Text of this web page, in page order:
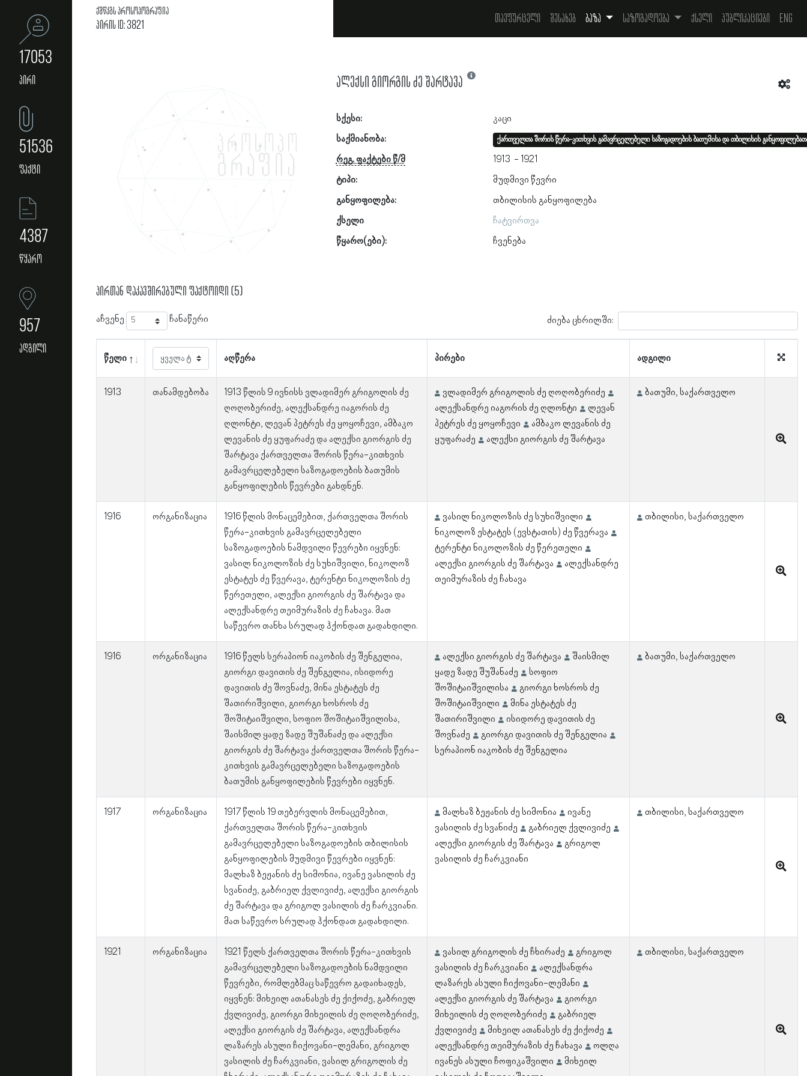
17053
პირი
51536
ფაქტი
4387
წყარო
957
ადგილი
ქშწკგს პროსოპოგრაფია
პირის ID: 3821 თავფურცელი შესახებ ბაზა საზოგადოება ქსელი პუბლიკაციები Eng
ალექსი გიორგის ძე შარტავა
სქესი:
კაცი
საქმიანობა:
ქართველთა შორის წერა-კითხვის გამავრცელებელი საზოგადოების ბათუმისა და თბილისის
რეგ. ფაქტები წ/მ 1913
1921
ტიპი:
მუდმივი წევრი
განყოფილება:
თბილისის განყოფილება
ქსელი
ჩატვირთვა
წყარო(ები):
ჩვენება
პირთან დაკავშირებული ფაქტოიდი (5)
აჩვენე ჩანაწერი ძიება ცხრილში:
წელი აღწერა პირები ადგილი
1913 თანამდებობა
1913 წლის 9 ივნისს ვლადიმერ გრიგოლის ძე
ღოღობერიძე, ალექსანდრე იაგორის ძე
ღლონტი, ლევან პეტრეს ძე ყოყოჩევი, ამბაკო
ლევანის ძე ყუფარაძე და ალექსი გიორგის ძე
შარტავა ქართველთა შორის წერა-კითხვის
გამავრცელებელი საზოგადოების ბათუმის
განყოფილების წევრები გახდნენ.
ვლადიმერ გრიგოლის ძე ღოღობერიძე
ალექსანდრე იაგორის ძე ღლონტი
ლევან
პეტრეს ძე ყოყოჩევი
ამბაკო ლევანის ძე
ყუფარაძე
ალექსი გიორგის ძე შარტავა
ბათუმი, საქართველო
1916 ორგანიზაცია
1916 წლის მონაცემებით, ქართველთა შორის
წერა-კითხვის გამავრცელებელი
საზოგადოების ნამდვილი წევრები იყვნენ:
ვასილ ნიკოლოზის ძე სუხიშვილი, ნიკოლოზ
ესტატეს ძე წვერავა, ტერენტი ნიკოლოზის ძე
წერეთელი, ალექსი გიორგის ძე შარტავა და
ალექსანდრე თეიმურაზის ძე ჩახავა. მათ
საწევრო თანხა სრულად ჰქონდათ გადახდილი.
ვასილ ნიკოლოზის ძე სუხიშვილი
ნიკოლოზ ესტატეს (ევსტათის) ძე წვერავა
ტერენტი ნიკოლოზის ძე წერეთელი
ალექსი გიორგის ძე შარტავა
ალექსანდრე
თეიმურაზის ძე ჩახავა
თბილისი, საქართველო
1916 ორგანიზაცია
1916 წელს სერაპიონ იაკობის ძე შენგელია,
გიორგი დავითის ძე შენგელია, ისიდორე
დავითის ძე შოვნაძე, მინა ესტატეს ძე
შათირიშვილი, გიორგი ხოსროს ძე
შოშიტაიშვილი, სოფიო შოშიტაიშვილისა,
შაისმილ ყადე ზადე შუშანაძე და ალექსი
გიორგის ძე შარტავა ქართველთა შორის წერა-
კითხვის გამავრცელებელი საზოგადოების
ბათუმის განყოფილების წევრები იყვნენ.
ალექსი გიორგის ძე შარტავა
შაისმილ
ყადე ზადე შუშანაძე
სოფიო
შოშიტაიშვილისა
გიორგი ხოსროს ძე
შოშიტაიშვილი
მინა ესტატეს ძე
შათირიშვილი
ისიდორე დავითის ძე
შოვნაძე
გიორგი დავითის ძე შენგელია
სერაპიონ იაკობის ძე შენგელია
ბათუმი, საქართველო
1917 ორგანიზაცია
1917 წლის 19 თებერვლის მონაცემებით,
ქართველთა შორის წერა-კითხვის
გამავრცელებელი საზოგადოების თბილისის
განყოფილების მუდმივი წევრები იყვნენ:
მალხაზ ბეჟანის ძე სიმონია, ივანე ვასილის ძე
სვანიძე, გაბრიელ ქვლივიძე, ალექსი გიორგის
ძე შარტავა და გრიგოლ ვასილის ძე ჩარკვიანი.
მათ საწევრო სრულად ჰქონდათ გადახდილი.
მალხაზ ბეჟანის ძე სიმონია
ივანე
ვასილის ძე სვანიძე
გაბრიელ ქვლივიძე
ალექსი გიორგის ძე შარტავა
გრიგოლ
ვასილის ძე ჩარკვიანი
თბილისი, საქართველო
1921 ორგანიზაცია
1921 წელს ქართველთა შორის წერა-კითხვის
გამავრცელებელი საზოგადოების ნამდვილი
წევრები, რომლებმაც საწევრო გადაიხადეს,
იყვნენ: მიხეილ ათანასეს ძე ქიქოძე, გაბრიელ
ქვლივიძე, გიორგი მიხეილის ძე ღოღობერიძე,
ალექსი გიორგის ძე შარტავა, ალექსანდრა
ლაზარეს ასული ჩიქოვანი-ლემანი, გრიგოლ
ვასილის ძე ჩარკვიანი, ვასილ გრიგოლის ძე
ვასილ გრიგოლის ძე ჩხირაძე
გრიგოლ
ვასილის ძე ჩარკვიანი
ალექსანდრა
ლაზარეს ასული ჩიქოვანი-ლემანი
ალექსი გიორგის ძე შარტავა
გიორგი
მიხეილის ძე ღოღობერიძე
გაბრიელ
ქვლივიძე
მიხეილ ათანასეს ძე ქიქოძე
ალექსანდრე თეიმურაზის ძე ჩახავა
ოლღა
ივანეს ასული ჩოფიკაშვილი
მიხეილ
თბილისი, საქართველო